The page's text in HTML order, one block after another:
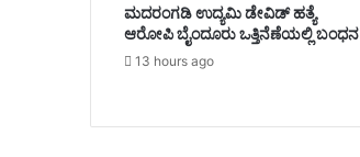
ಮದರಂಗಡಿ ಉದ್ಯಮಿ ಡೇವಿಡ್ ಹತ್ಯೆ
ಆರೋಪಿ ಬೈಂದೂರು ಒತ್ತಿನೆಣೆಯಲ್ಲಿ ಬಂಧನ
13 hours ago